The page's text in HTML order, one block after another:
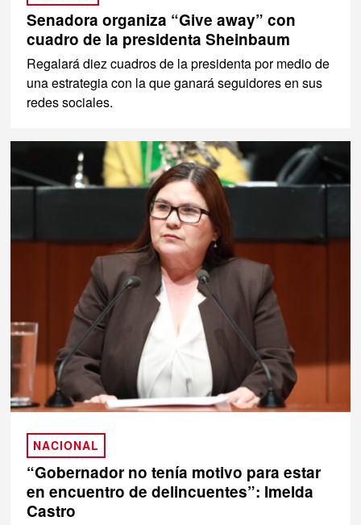
Senadora organiza “Give away” con
cuadro de la presidenta Sheinbaum
Regalará diez cuadros de la presidenta por medio de
una estrategia con la que ganará seguidores en sus
redes sociales.
NACIONAL
“Gobernador no tenía motivo para estar
en encuentro de delincuentes”: Imelda
Castro